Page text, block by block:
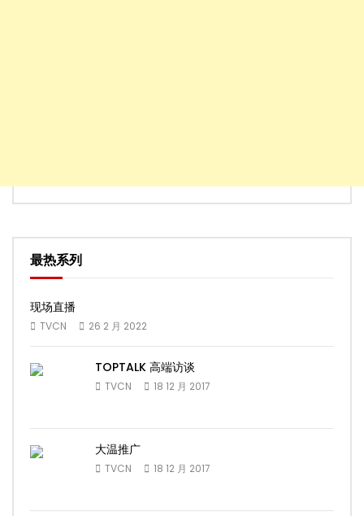
最热系列
现场直播
TVCN 26 2 月 2022
TOPTALK 高端访谈
TVCN 18 12 月 2017
大温推广
TVCN 18 12 月 2017